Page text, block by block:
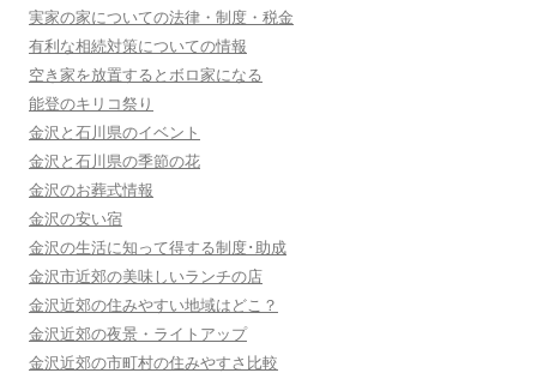
実家の家についての法律・制度・税金
有利な相続対策についての情報
空き家を放置するとボロ家になる
能登のキリコ祭り
金沢と石川県のイベント
金沢と石川県の季節の花
金沢のお葬式情報
金沢の安い宿
金沢の生活に知って得する制度･助成
金沢市近郊の美味しいランチの店
金沢近郊の住みやすい地域はどこ？
金沢近郊の夜景・ライトアップ
金沢近郊の市町村の住みやすさ比較